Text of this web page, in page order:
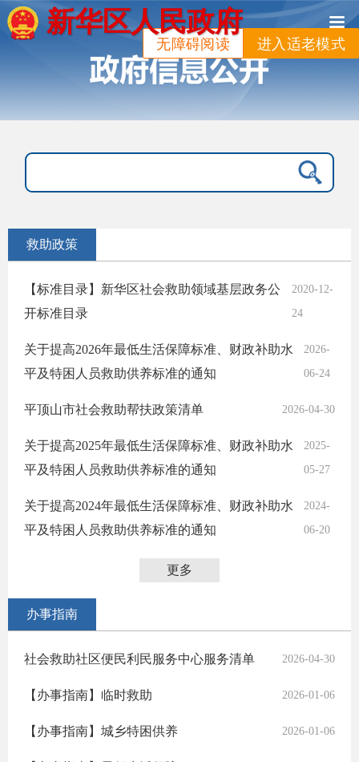
进入适老模式
无障碍阅读
新华区人民政府
救助政策
【标准目录】新华区社会救助领域基层政务公
开标准目录
2020-12-
24
关于提高2026年最低生活保障标准、财政补助水
平及特困人员救助供养标准的通知
2026-
06-24
平顶山市社会救助帮扶政策清单 2026-04-30
关于提高2025年最低生活保障标准、财政补助水
平及特困人员救助供养标准的通知
2025-
05-27
关于提高2024年最低生活保障标准、财政补助水
平及特困人员救助供养标准的通知
2024-
06-20
更多
办事指南
社会救助社区便民利民服务中心服务清单 2026-04-30
【办事指南】临时救助 2026-01-06
【办事指南】城乡特困供养 2026-01-06